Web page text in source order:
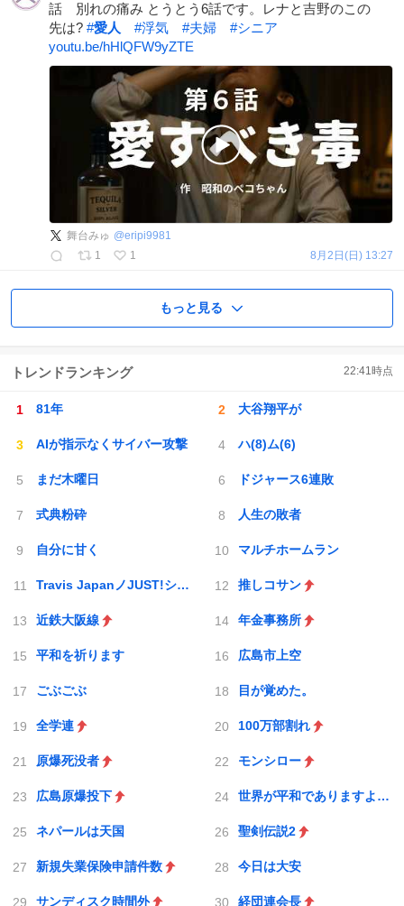
話 別れの痛み とうとう6話です。レナと吉野のこの
先は? #愛人 #浮気 #夫婦 #シニア
youtu.be/hHlQFW9yZTE
舞台みゅ @eripi9981
1
1 8月2日(日) 13:27
もっと見る
トレンドランキング 22:41時点
81年 大谷翔平が
AIが指示なくサイバー攻撃 ハ(8)ム(6)
まだ木曜日 ドジャース6連敗
式典粉砕 人生の敗者
自分に甘く マルチホームラン
Travis JapanノJUST!シン日本遺産 推しコサン
近鉄大阪線 年金事務所
平和を祈ります 広島市上空
ごぶごぶ 目が覚めた。
全学連 100万部割れ
原爆死没者 モンシロー
広島原爆投下 世界が平和でありますように
ネパールは天国 聖剣伝説2
新規失業保険申請件数 今日は大安
サンディスク時間外 経団連会長